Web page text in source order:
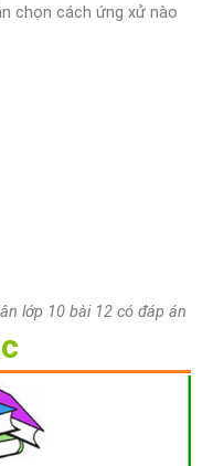
chọn cách ứng xử nào
lớp 10 bài 12 có đáp án